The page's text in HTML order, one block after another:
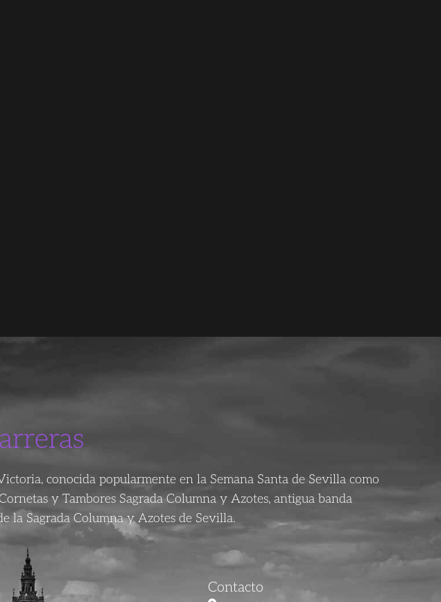
conocida popularmente en la Semana Santa de Sevilla como
y Tambores Sagrada Columna y Azotes, antigua banda
la Sagrada Columna y Azotes de Sevilla.
Contacto